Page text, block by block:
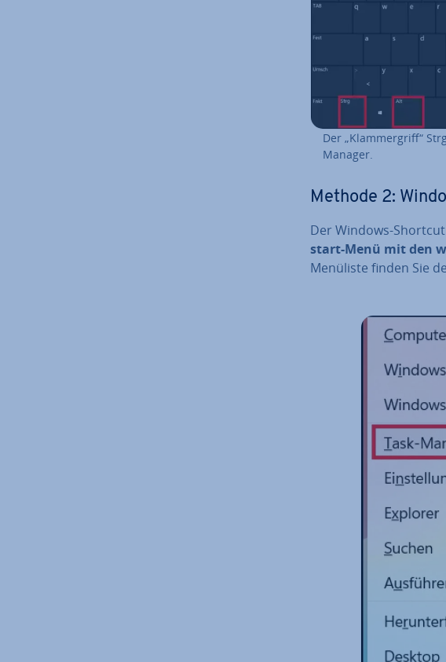
Der „Klam­mer­griff“
Manager.
Methode 2:
Der Windows-
start-Menü mit den
Menüliste finden Sie